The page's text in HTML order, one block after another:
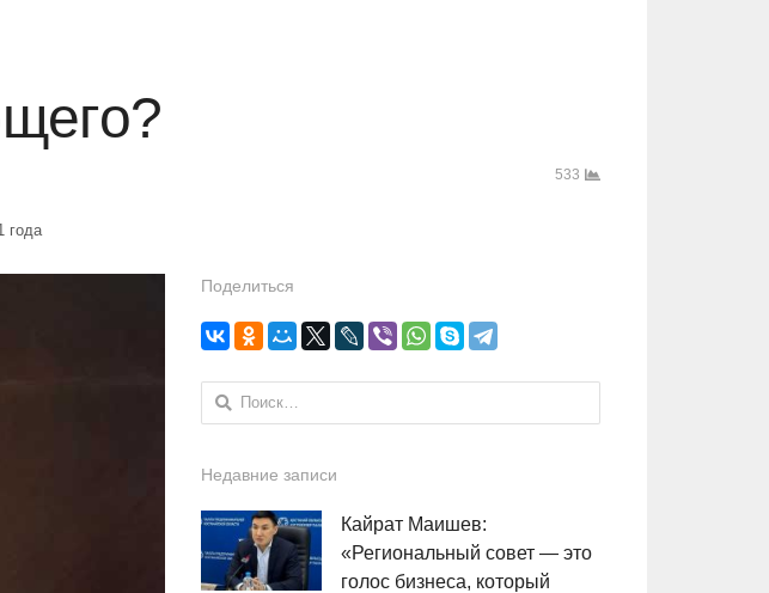
533
года
Поделиться
Найти:
Недавние записи
Кайрат Маишев:
«Региональный совет — это
голос бизнеса, который